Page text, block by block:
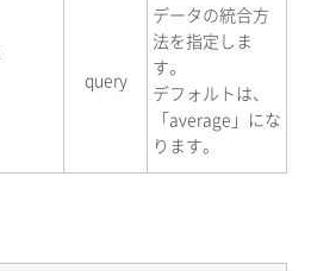
query
データの統合方
法を指定しま
す。
デフォルトは、
「average」にな
ります。